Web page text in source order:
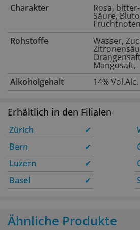
Charakter
Rosa,
Säure,
Fruchtnoten
Rohstoffe
Wasser,
Mangosaft,
Alkoholgehalt
14% Vol.Alc.
Erhältlich in den Filialen
Zürich
✔
Bern
✔
Luzern
✔
Basel
✔
Ähnliche Produkte